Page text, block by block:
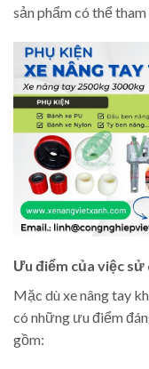
sản phẩm có thể
Ưu điểm của việc
Mặc dù xe nâng tay
có những ưu điểm
gồm: